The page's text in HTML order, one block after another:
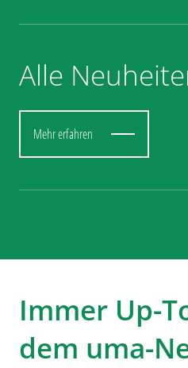
Alle
Mehr erfahren
Immer Up-
dem uma-